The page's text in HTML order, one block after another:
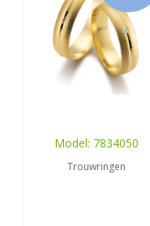
Model: 7834050
Trouwringen